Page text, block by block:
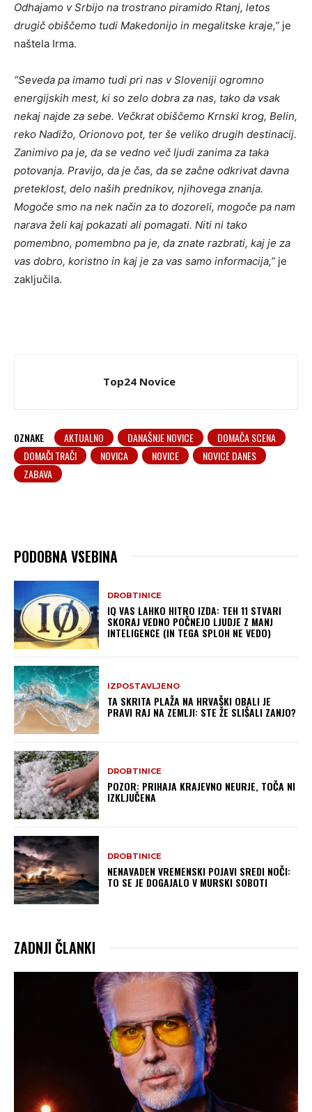
Odhajamo v Srbijo na trostrano piramido Rtanj, letos
drugič obiščemo tudi Makedonijo in megalitske kraje,” je
naštela Irma.
“Seveda pa imamo tudi pri nas v Sloveniji ogromno
energijskih mest, ki so zelo dobra za nas, tako da vsak
nekaj najde za sebe. Večkrat obiščemo Krnski krog, Belin,
reko Nadižo, Orionovo pot, ter še veliko drugih destinacij.
Zanimivo pa je, da se vedno več ljudi zanima za taka
potovanja. Pravijo, da je čas, da se začne odkrivat davna
preteklost, delo naših prednikov, njihovega znanja.
Mogoče smo na nek način za to dozoreli, mogoče pa nam
narava želi kaj pokazati ali pomagati. Niti ni tako
pomembno, pomembno pa je, da znate razbrati, kaj je za
vas dobro, koristno in kaj je za vas samo informacija,” je
zaključila.
Top24 Novice
OZNAKE AKTUALNO DANAŠNJE NOVICE
DOMAČA SCENA
DOMAČI TRAČI
NOVICA NOVICE
NOVICE DANES
ZABAVA
PODOBNA VSEBINA
DROBTINICE
IQ VAS LAHKO HITRO IZDA: TEH 11 STVARI
SKORAJ VEDNO POČNEJO LJUDJE Z MANJ
INTELIGENCE (IN TEGA SPLOH NE VEDO)
IZPOSTAVLJENO
TA SKRITA PLAŽA NA HRVAŠKI OBALI JE
PRAVI RAJ NA ZEMLJI: STE ŽE SLIŠALI ZANJO?
DROBTINICE
POZOR: PRIHAJA KRAJEVNO NEURJE, TOČA NI
IZKLJUČENA
DROBTINICE
NENAVADEN VREMENSKI POJAVI SREDI NOČI:
TO SE JE DOGAJALO V MURSKI SOBOTI
ZADNJI ČLANKI